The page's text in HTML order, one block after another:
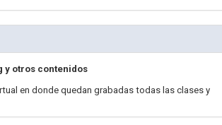
y otros contenidos
en donde quedan grabadas todas las clases y